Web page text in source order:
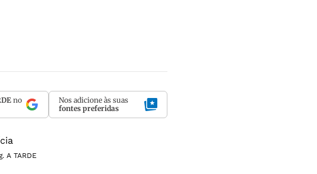
no
Nos adicione às suas
fontes preferidas
A TARDE